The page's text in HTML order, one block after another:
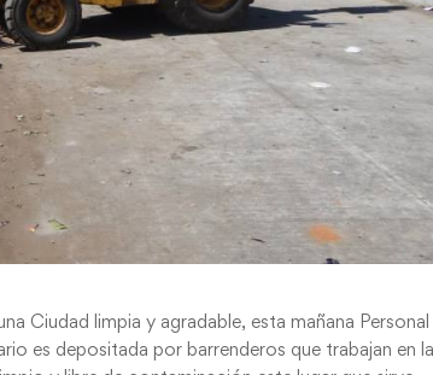
Ciudad limpia y agradable, esta mañana Personal
es depositada por barrenderos que trabajan en